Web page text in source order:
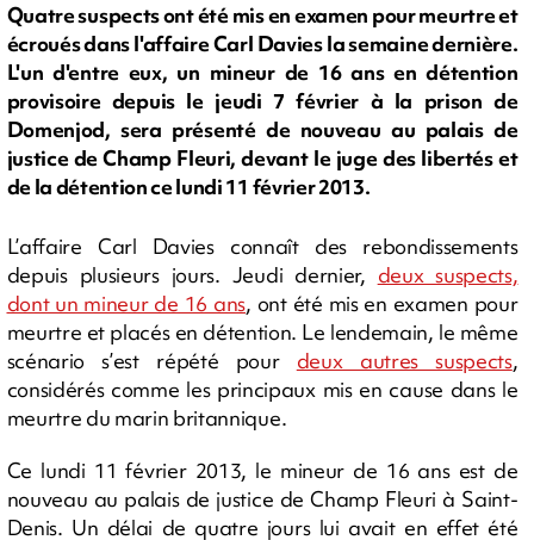
Quatre suspects ont été mis en examen pour meurtre et
écroués dans l'affaire Carl Davies la semaine dernière.
L'un d'entre eux, un mineur de 16 ans en détention
provisoire depuis le jeudi 7 février à la prison de
Domenjod, sera présenté de nouveau au palais de
justice de Champ Fleuri, devant le juge des libertés et
de la détention ce lundi 11 février 2013.
L’affaire Carl Davies connaît des rebondissements
depuis plusieurs jours. Jeudi dernier, deux suspects,
dont un mineur de 16 ans, ont été mis en examen pour
meurtre et placés en détention. Le lendemain, le même
scénario s’est répété pour deux autres suspects,
considérés comme les principaux mis en cause dans le
meurtre du marin britannique.
Ce lundi 11 février 2013, le mineur de 16 ans est de
nouveau au palais de justice de Champ Fleuri à Saint-
Denis. Un délai de quatre jours lui avait en effet été